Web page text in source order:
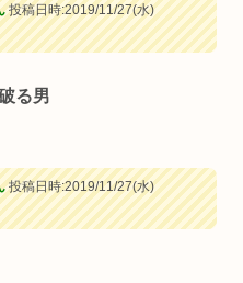
投稿日時:2019/11/27(水)
る男
投稿日時:2019/11/27(水)